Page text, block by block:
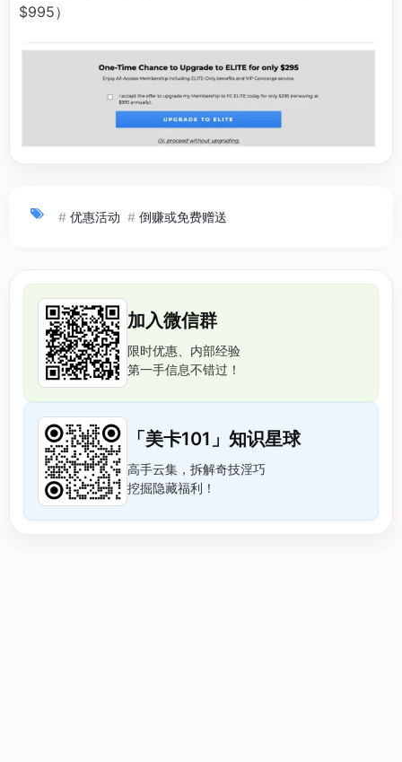
$995）
# 优惠活动 # 倒赚或免费赠送
加入微信群
限时优惠、内部经验
第一手信息不错过！
「美卡101」知识星球
高手云集，拆解奇技淫巧
挖掘隐藏福利！